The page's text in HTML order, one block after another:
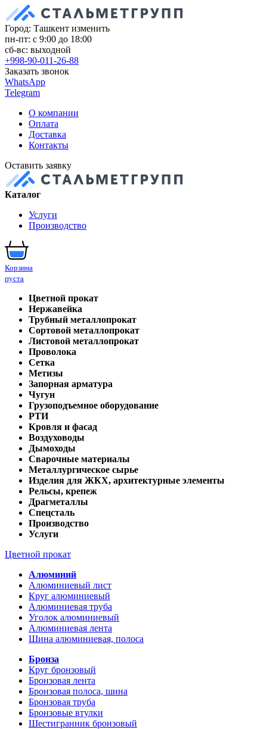
Город: Ташкент изменить
пн-пт: с 9:00 до 18:00
сб-вс: выходной
+998-90-011-26-88
Заказать звонок
WhatsApp
Telegram
О компании
Оплата
Доставка
Контакты
Оставить заявку
Каталог
Услуги
Производство
Корзина
пуста
Цветной прокат
Нержавейка
Трубный металлопрокат
Сортовой металлопрокат
Листовой металлопрокат
Проволока
Сетка
Метизы
Запорная арматура
Чугун
Грузоподъемное оборудование
РТИ
Кровля и фасад
Воздуховоды
Дымоходы
Сварочные материалы
Металлургическое сырье
Изделия для ЖКХ, архитектурные элементы
Рельсы, крепеж
Драгметаллы
Спецсталь
Производство
Услуги
Цветной прокат
Алюминий
Алюминиевый лист
Круг алюминиевый
Алюминиевая труба
Уголок алюминиевый
Алюминиевая лента
Шина алюминиевая, полоса
Бронза
Круг бронзовый
Бронзовая лента
Бронзовая полоса, шина
Бронзовая труба
Бронзовые втулки
Шестигранник бронзовый